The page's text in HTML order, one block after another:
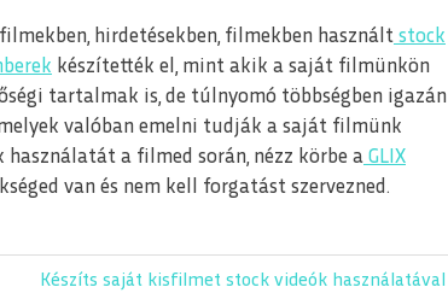
hirdetésekben, filmekben használt stock
készítették el, mint akik a saját filmünkön
tartalmak is, de túlnyomó többségben igazán
valóban emelni tudják a saját filmünk
a filmed során, nézz körbe a GLIX
van és nem kell forgatást szervezned.
Next
Készíts saját kisfilmet stock videók használatával